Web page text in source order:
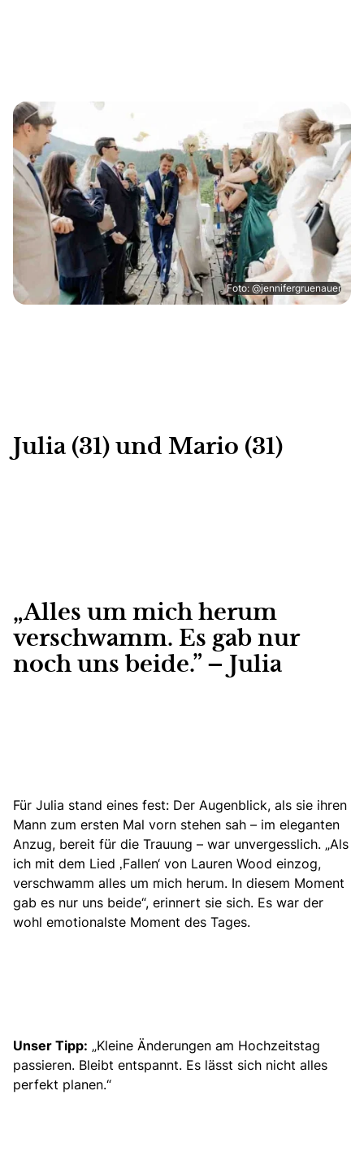
Foto: @jennifergruenauer
Julia (31) und Mario (31)
„Alles um mich herum
verschwamm. Es gab nur
noch uns beide.” – Julia
Für Julia stand eines fest: Der Augenblick, als sie ihren
Mann zum ersten Mal vorn stehen sah – im eleganten
Anzug, bereit für die Trauung – war unvergesslich. „Als
ich mit dem Lied ‚Fallen‘ von Lauren Wood einzog,
verschwamm alles um mich herum. In diesem Moment
gab es nur uns beide“, erinnert sie sich. Es war der
wohl emotionalste Moment des Tages.
Unser Tipp: „Kleine Änderungen am Hochzeitstag
passieren. Bleibt entspannt. Es lässt sich nicht alles
perfekt planen.“